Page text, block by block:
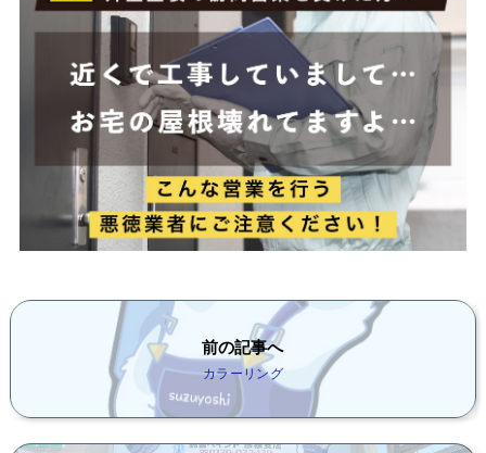
前の記事へ
カラーリング